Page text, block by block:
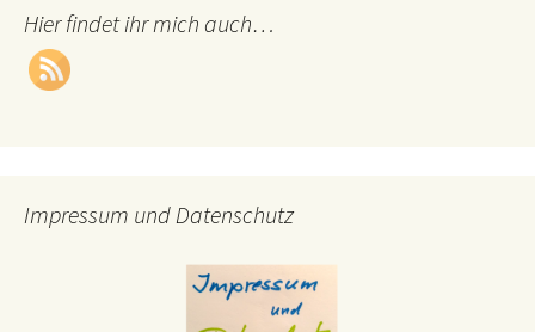
Hier findet ihr mich auch…
Impressum und Datenschutz